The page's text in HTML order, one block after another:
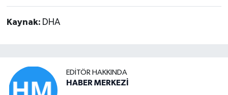
Kaynak: DHA
EDITÖR HAKKINDA
HABER MERKEZİ